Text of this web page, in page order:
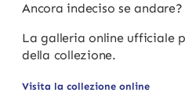
Ancora indeciso se andare?
La galleria online ufficiale
della collezione.
Visita la collezione online